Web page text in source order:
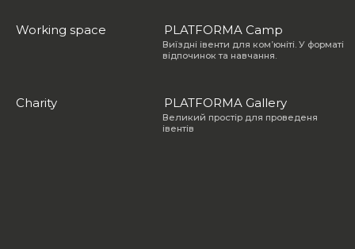
Working space
PLATFORMA Camp
PLATFORMA Camp
PLATFORMA Camp
Виїздні івенти для комʼюніті. У форматі
відпочинок та навчання.
PLATFORMA Gallery
PLATFORMA Gallery
PLATFORMA Gallery
Великий простір для проведеня
івентів
Charity